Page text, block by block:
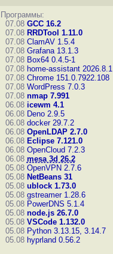
Программы:
07.08 GCC 16.2
07.08 RRDTool 1.11.0
07.08 ClamAV 1.5.4
07.08 Grafana 13.1.3
07.08 Box64 0.4.5-1
07.08 home-assistant 2026.8.1
07.08 Chrome 151.0.7922.108
07.08 WordPress 7.0.3
07.08 nmap 7.991
06.08 icewm 4.1
06.08 Deno 2.9.5
06.08 docker 29.7.2
06.08 OpenLDAP 2.7.0
06.08 Eclipse 7.121.0
06.08 OpenCloud 7.2.3
06.08 mesa 3d 26.2
05.08 OpenVPN 2.7.6
05.08 NetBeans 31
05.08 ublock 1.73.0
05.08 gstreamer 1.28.6
05.08 PowerDNS 5.1.4
05.08 node.js 26.7.0
05.08 VSCode 1.132.0
05.08 Python 3.13.15, 3.14.7
05.08 hyprland 0.56.2